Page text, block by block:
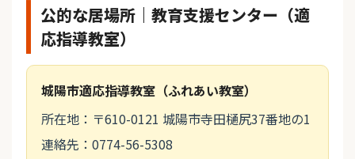
公的な居場所｜教育支援センター（適
応指導教室）
城陽市適応指導教室（ふれあい教室）
所在地：〒610-0121 城陽市寺田樋尻37番地の1
連絡先：0774-56-5308